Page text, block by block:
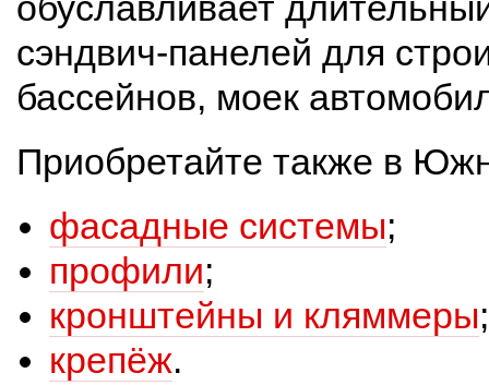
сэндвич-панелей для
бассейнов, моек
Приобретайте также в
фасадные системы;
профили;
кронштейны и кляммеры;
крепёж.